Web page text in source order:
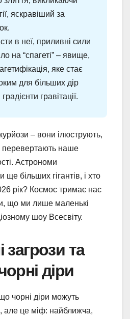
яскравіший за
в неї, приливні сили
на “спагеті” – явище,
яке стає
для більших дір
гравітації.
– вони ілюструють,
перевертають наше
Астрономи
більших гігантів, і хто
рік? Космос тримає нас
що ми лише маленькі
шоу Всесвіту.
загрози та
діри
чорні діри можуть
але це міф: найближча,